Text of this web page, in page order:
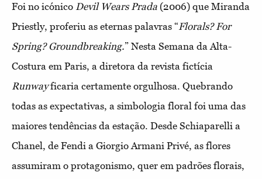
Foi no icónico Devil Wears Prada (2006) que Miranda
Priestly, proferiu as eternas palavras “Florals? For
Spring? Groundbreaking.” Nesta Semana da Alta-
Costura em Paris, a diretora da revista fictícia
Runwayficaria certamente orgulhosa. Quebrando
todas as expectativas, a simbologia floral foi uma das
maiores tendências da estação. Desde Schiaparelli a
Chanel, de Fendi a Giorgio Armani Privé, as flores
assumiram o protagonismo, quer em padrões florais,